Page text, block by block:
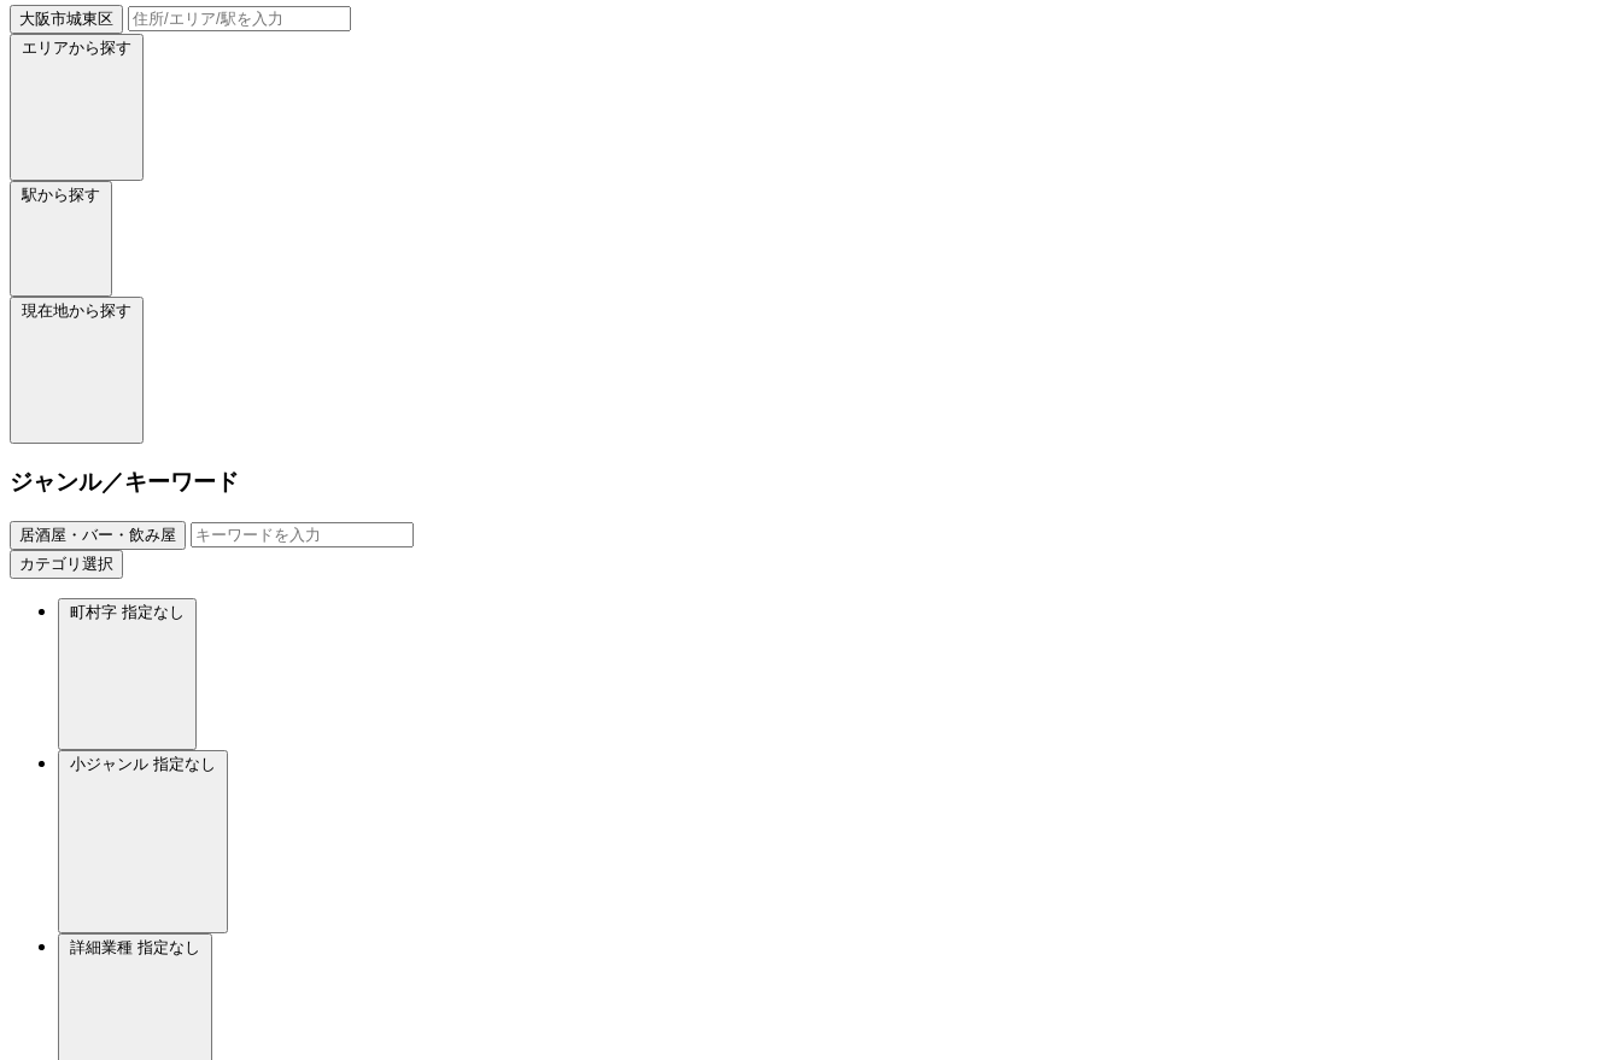
大阪市城東区
エリアから探す
駅から探す
現在地から探す
ジャンル／キーワード
居酒屋・バー・飲み屋
カテゴリ選択
町村字 指定なし
小ジャンル 指定なし
詳細業種 指定なし